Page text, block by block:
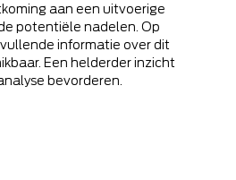
aan een uitvoerige
potentiële nadelen. Op
informatie over dit
Een helderder inzicht
bevorderen.